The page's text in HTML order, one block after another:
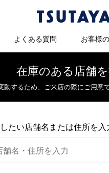
よくある質問 お客様
在庫のある店舗
するため、 ご来店の際にご用意
たい店舗名または住所を入